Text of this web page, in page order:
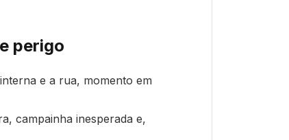
perigo
e a rua, momento em
campainha inesperada e,